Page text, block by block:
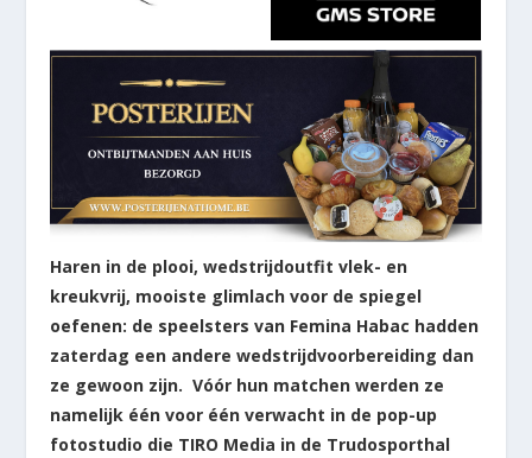
Haren in de plooi, wedstrijdoutfit vlek- en
kreukvrij, mooiste glimlach voor de spiegel
oefenen: de speelsters van Femina Habac hadden
zaterdag een andere wedstrijdvoorbereiding dan
ze gewoon zijn. Vóór hun matchen werden ze
namelijk één voor één verwacht in de pop-up
fotostudio die TIRO Media in de Trudosporthal